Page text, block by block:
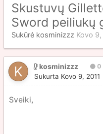
Skustuvų
Sword peiliukų
Sukūrė kosminizzz Kovo 9,
kosminizzz 0
Sukurta Kovo 9, 2011
Sveiki,